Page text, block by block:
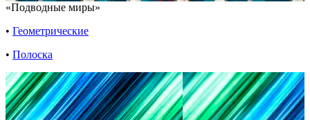
«Подводные миры»
• Геометрические
• Полоска